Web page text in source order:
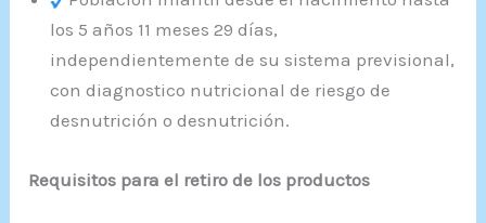
los 5 años 11 meses 29 días,
independientemente de su sistema previsional,
con diagnostico nutricional de riesgo de
desnutrición o desnutrición.
Requisitos para el retiro de los productos